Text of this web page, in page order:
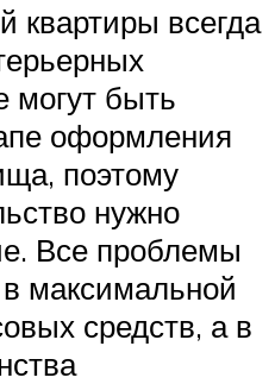
квартиры всегда
могут быть
оформления
поэтому
нужно
Все проблемы
максимальной
средств, а в